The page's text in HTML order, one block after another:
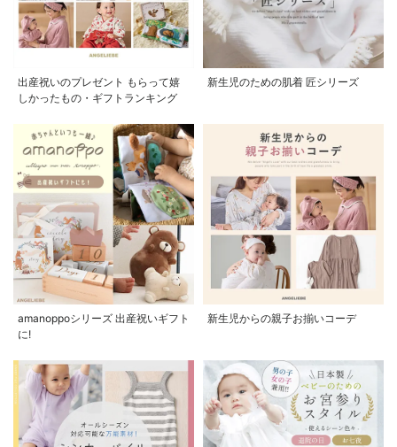
出産祝いのプレゼント もらって嬉
しかったもの・ギフトランキング
新生児のための肌着 匠シリーズ
amanoppoシリーズ 出産祝いギフト
に!
新生児からの親子お揃いコーデ